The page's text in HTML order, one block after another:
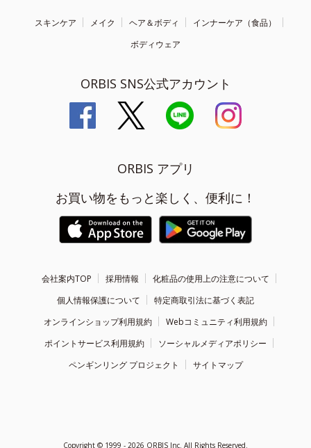
スキンケア メイク ヘア＆ボディ
インナーケア（食品）
ボディウェア
ORBIS SNS公式アカウント
ORBIS アプリ
お買い物をもっと楽しく、便利に！
会社案内TOP 採用情報
化粧品の使用上の注意について
個人情報保護について
特定商取引法に基づく表記
オンラインショップ利用規約
Webコミュニティ利用規約
ポイントサービス利用規約
ソーシャルメディアポリシー
ペンギンリング プロジェクト
サイトマップ
Copyright © 1999 - 2026 ORBIS Inc. All Rights Reserved.